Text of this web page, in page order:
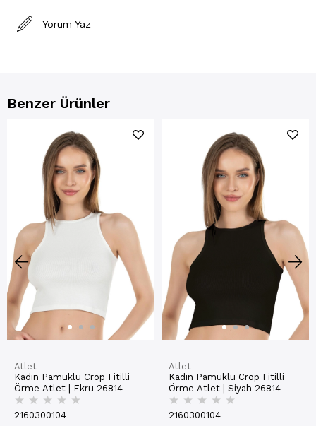
Yorum Yaz
Benzer Ürünler
Atlet
Kadın Pamuklu Crop Fitilli
Örme Atlet | Ekru 26814
★ ★ ★ ★ ★
2160300104
Atlet
Kadın Pamuklu Crop Fitilli
Örme Atlet | Siyah 26814
★ ★ ★ ★ ★
2160300104